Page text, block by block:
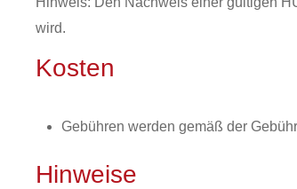
wird.
Kosten
Gebühren werden gemäß der
Hinweise